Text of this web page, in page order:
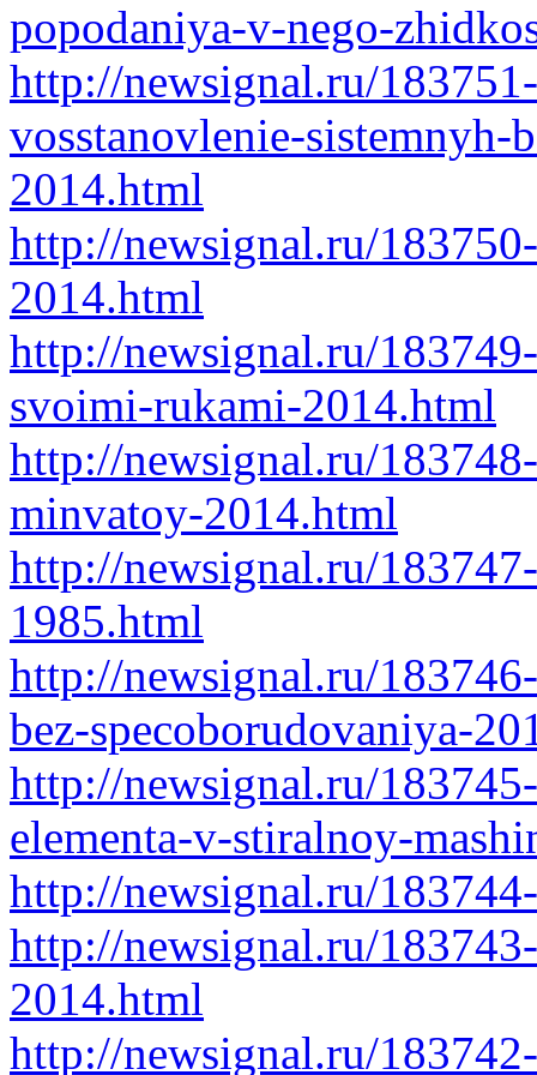
popodaniya-v-nego-
http://newsignal.ru/
vosstanovlenie-sistemnyh-
2014.html
http://newsignal.ru/
2014.html
http://newsignal.ru/
svoimi-rukami-2014.html
http://newsignal.ru/
minvatoy-2014.html
http://newsignal.ru/
1985.html
http://newsignal.ru/
bez-specoborudovaniya-
http://newsignal.ru/
elementa-v-stiralnoy-
http://newsignal.ru/
http://newsignal.ru/
2014.html
http://newsignal.ru/